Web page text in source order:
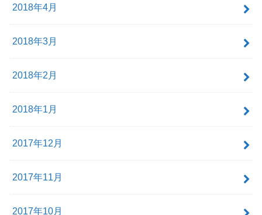
2018年4月
2018年3月
2018年2月
2018年1月
2017年12月
2017年11月
2017年10月